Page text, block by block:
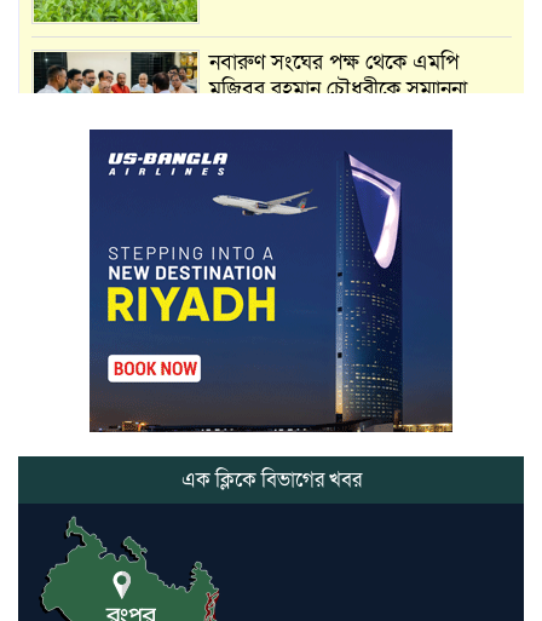
নবারুণ সংঘের পক্ষ থেকে এমপি
মুজিবুর রহমান চৌধুরীকে সম্মাননা
মার্শাল আর্ট ক্লাব কাপে ‘জুসা মার্শাল
আর্ট’ এর সাফল্য, শ্রীমঙ্গলের আয়াত ও
আইরাহ ঝুলিতে ৪ পদক
লাউয়াছড়া জাতীয় উদ্যানের সিএমসি
হিসাবরক্ষক আবজালুল হকের
মৃত্যুতে,এলাকায় শোকের ছায়া
ভোলাগঞ্জ স্থলবন্দরে এলসি আটকে
হয়রানির অভিযোগ, বিএনপির সাবেক
সভাপতির
গলিত মরদেহ উদ্ধার
এক ক্লিকে বিভাগের খবর